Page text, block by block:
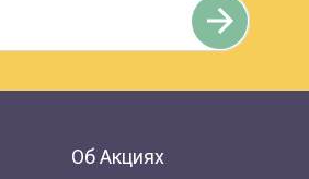
Об Акциях